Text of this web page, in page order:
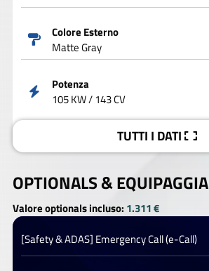
Colore Esterno
Matte Gray
Potenza
105 KW / 143 CV
TUTTI I DATI
OPTIONALS &
Valore optionals incluso: 1.311 €
[Safety & ADAS] Emergency Call (e-Call)